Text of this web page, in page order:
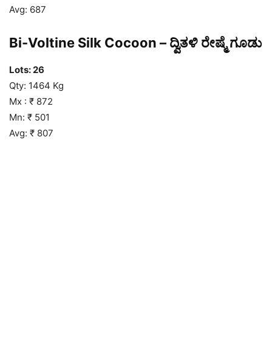
Avg: 687
Bi-Voltine Silk Cocoon – ದ್ವಿತಳಿ ರೇಷ್ಮೆ ಗೂಡು
Lots: 26
Qty: 1464 Kg
Mx : ₹ 872
Mn: ₹ 501
Avg: ₹ 807